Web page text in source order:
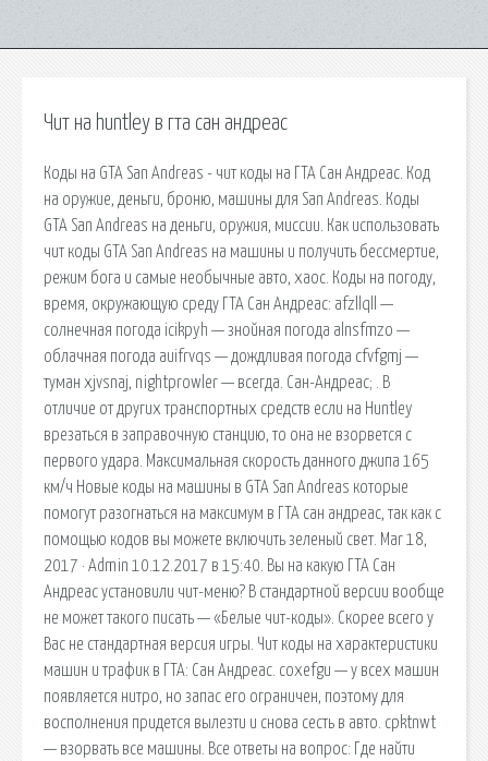
Чит на huntley в гта сан андреас
Коды на GTA San Andreas - чит коды на ГТА Сан Андреас. Код
на оружие, деньги, броню, машины для San Andreas. Коды
GTA San Andreas на деньги, оружия, миссии. Как использовать
чит коды GTA San Andreas на машины и получить бессмертие,
режим бога и самые необычные авто, хаос. Коды на погоду,
время, окружающую среду ГТА Сан Андреас: afzllqll —
солнечная погода icikpyh — знойная погода alnsfmzo —
облачная погода auifrvqs — дождливая погода cfvfgmj —
туман xjvsnaj, nightprowler — всегда. Сан-Андреас; . В
отличие от других транспортных средств если на Huntley
врезаться в заправочную станцию, то она не взорвется с
первого удара. Максимальная скорость данного джипа 165
км/ч Новые коды на машины в GTA San Andreas которые
помогут разогнаться на максимум в ГТА сан андреас, так как с
помощью кодов вы можете включить зеленый свет. Mar 18,
2017 · Admin 10.12.2017 в 15:40. Вы на какую ГТА Сан
Андреас установили чит-меню? В стандартной версии вообще
не может такого писать — «Белые чит-коды». Скорее всего у
Вас не стандартная версия игры. Чит коды на характеристики
машин и трафик в ГТА: Сан Андреас. coxefgu — у всех машин
появляется нитро, но запас его ограничен, поэтому для
восполнения придется вылезти и снова сесть в авто. cpktnwt
— взорвать все машины. Все ответы на вопрос: Где найти